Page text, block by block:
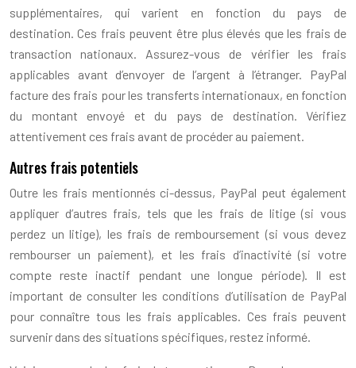
supplémentaires, qui varient en fonction du pays de
destination. Ces frais peuvent être plus élevés que les frais de
transaction nationaux. Assurez-vous de vérifier les frais
applicables avant d’envoyer de l’argent à l’étranger. PayPal
facture des frais pour les transferts internationaux, en fonction
du montant envoyé et du pays de destination. Vérifiez
attentivement ces frais avant de procéder au paiement.
Autres frais potentiels
Outre les frais mentionnés ci-dessus, PayPal peut également
appliquer d’autres frais, tels que les frais de litige (si vous
perdez un litige), les frais de remboursement (si vous devez
rembourser un paiement), et les frais d’inactivité (si votre
compte reste inactif pendant une longue période). Il est
important de consulter les conditions d’utilisation de PayPal
pour connaître tous les frais applicables. Ces frais peuvent
survenir dans des situations spécifiques, restez informé.